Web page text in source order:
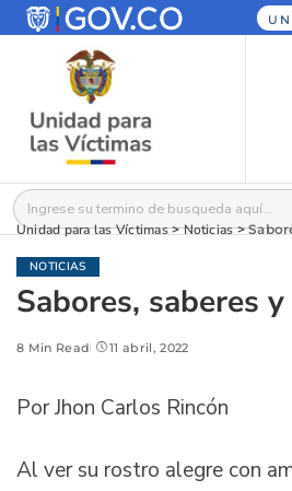
Buscar:
Unidad para las Víctimas>Noticias>
NOTICIAS
Sabores, saberes
8 Min Read 11 abril, 2022
Por Jhon Carlos Rincón
Al ver su rostro alegre con